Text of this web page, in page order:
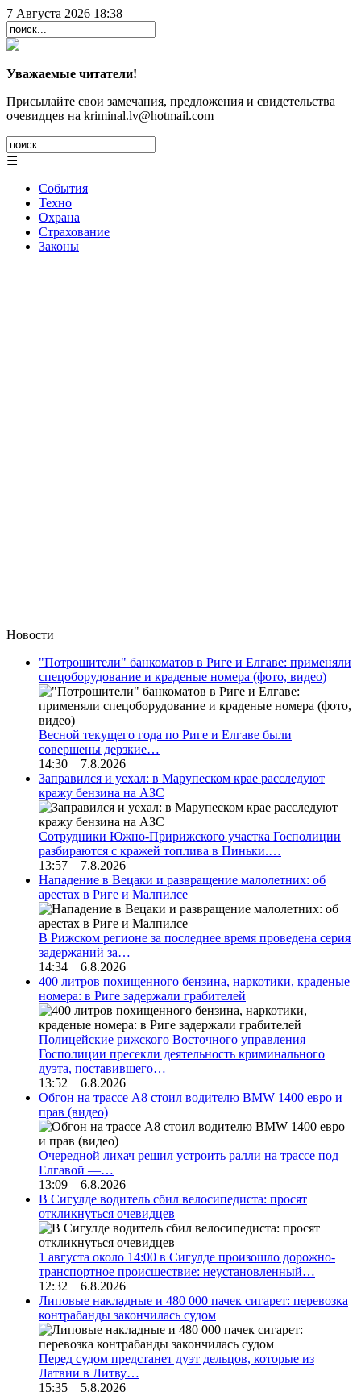
7 Августа 2026 18:38
Уважаемые читатели!
Присылайте свои замечания, предложения и свидетельства
очевидцев на kriminal.lv@hotmail.com
☰
События
Техно
Охрана
Страхование
Законы
Новости
"Потрошители" банкоматов в Риге и Елгаве: применяли
спецоборудование и краденые номера (фото, видео)
Весной текущего года по Риге и Елгаве были
совершены дерзкие…
14:30 7.8.2026
Заправился и уехал: в Марупеском крае расследуют
кражу бензина на АЗС
Сотрудники Южно-Пририжского участка Госполиции
разбираются с кражей топлива в Пиньки.…
13:57 7.8.2026
Нападение в Вецаки и развращение малолетних: об
арестах в Риге и Малпилсе
В Рижском регионе за последнее время проведена серия
задержаний за…
14:34 6.8.2026
400 литров похищенного бензина, наркотики, краденые
номера: в Риге задержали грабителей
Полицейские рижского Восточного управления
Госполиции пресекли деятельность криминального
дуэта, поставившего…
13:52 6.8.2026
Обгон на трассе А8 стоил водителю BMW 1400 евро и
прав (видео)
Очередной лихач решил устроить ралли на трассе под
Елгавой —…
13:09 6.8.2026
В Сигулде водитель сбил велосипедиста: просят
откликнуться очевидцев
1 августа около 14:00 в Сигулде произошло дорожно-
транспортное происшествие: неустановленный…
12:32 6.8.2026
Липовые накладные и 480 000 пачек сигарет: перевозка
контрабанды закончилась судом
Перед судом предстанет дуэт дельцов, которые из
Латвии в Литву…
15:35 5.8.2026